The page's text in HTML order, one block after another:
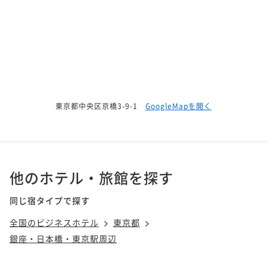
東京都中央区京橋3-9-1 GoogleMapを開く
他のホテル・旅館を探す
同じ宿タイプで探す
全国のビジネスホテル
東京都
銀座・日本橋・東京駅周辺